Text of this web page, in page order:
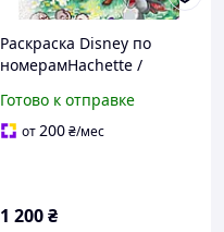
Раскраска Disney по
номерамHachette /
Disney - Les Grands
classiques Tome 11
Готово к отправке
от200₴/мес
1 200₴